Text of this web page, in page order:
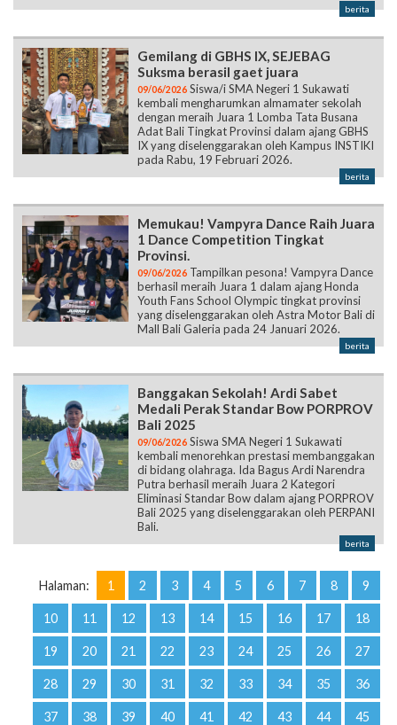
berita
Gemilang di GBHS IX, SEJEBAG
Suksma berasil gaet juara
09/06/2026 Siswa/i SMA Negeri 1 Sukawati
kembali mengharumkan almamater sekolah
dengan meraih Juara 1 Lomba Tata Busana
Adat Bali Tingkat Provinsi dalam ajang GBHS
IX yang diselenggarakan oleh Kampus INSTIKI
pada Rabu, 19 Februari 2026.
berita
Memukau! Vampyra Dance Raih Juara
1 Dance Competition Tingkat
Provinsi.
09/06/2026 Tampilkan pesona! Vampyra Dance
berhasil meraih Juara 1 dalam ajang Honda
Youth Fans School Olympic tingkat provinsi
yang diselenggarakan oleh Astra Motor Bali di
Mall Bali Galeria pada 24 Januari 2026.
berita
Banggakan Sekolah! Ardi Sabet
Medali Perak Standar Bow PORPROV
Bali 2025
09/06/2026 Siswa SMA Negeri 1 Sukawati
kembali menorehkan prestasi membanggakan
di bidang olahraga. Ida Bagus Ardi Narendra
Putra berhasil meraih Juara 2 Kategori
Eliminasi Standar Bow dalam ajang PORPROV
Bali 2025 yang diselenggarakan oleh PERPANI
Bali.
berita
Halaman: 1 2 3 4 5 6 7 8 9
10 11 12 13 14 15 16 17 18
19 20 21 22 23 24 25 26 27
28 29 30 31 32 33 34 35 36
37 38 39 40 41 42 43 44 45